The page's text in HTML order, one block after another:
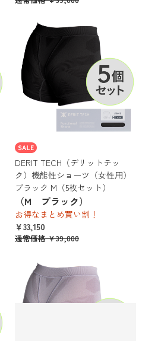
DERIT TECH（デリットテッ
ク）機能性ショーツ（女性用）
ブラック M（5枚セット）
（M ブラック）
お得なまとめ買い割！
￥33,150
通常価格 ￥39,000